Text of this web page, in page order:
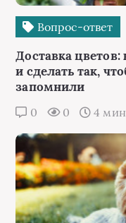
Вопрос-ответ
Доставка цветов:
и сделать так,
запомнили
0 0 4